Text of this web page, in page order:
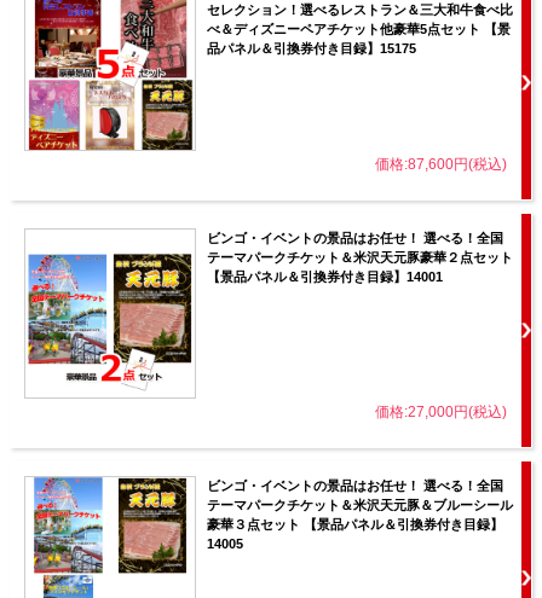
セレクション！選べるレストラン＆三大和牛食べ比
べ＆ディズニーペアチケット他豪華5点セット 【景
品パネル＆引換券付き目録】15175
価格:87,600円(税込)
ビンゴ・イベントの景品はお任せ！ 選べる！全国
テーマパークチケット＆米沢天元豚豪華２点セット
【景品パネル＆引換券付き目録】14001
価格:27,000円(税込)
ビンゴ・イベントの景品はお任せ！ 選べる！全国
テーマパークチケット＆米沢天元豚＆ブルーシール
豪華３点セット 【景品パネル＆引換券付き目録】
14005